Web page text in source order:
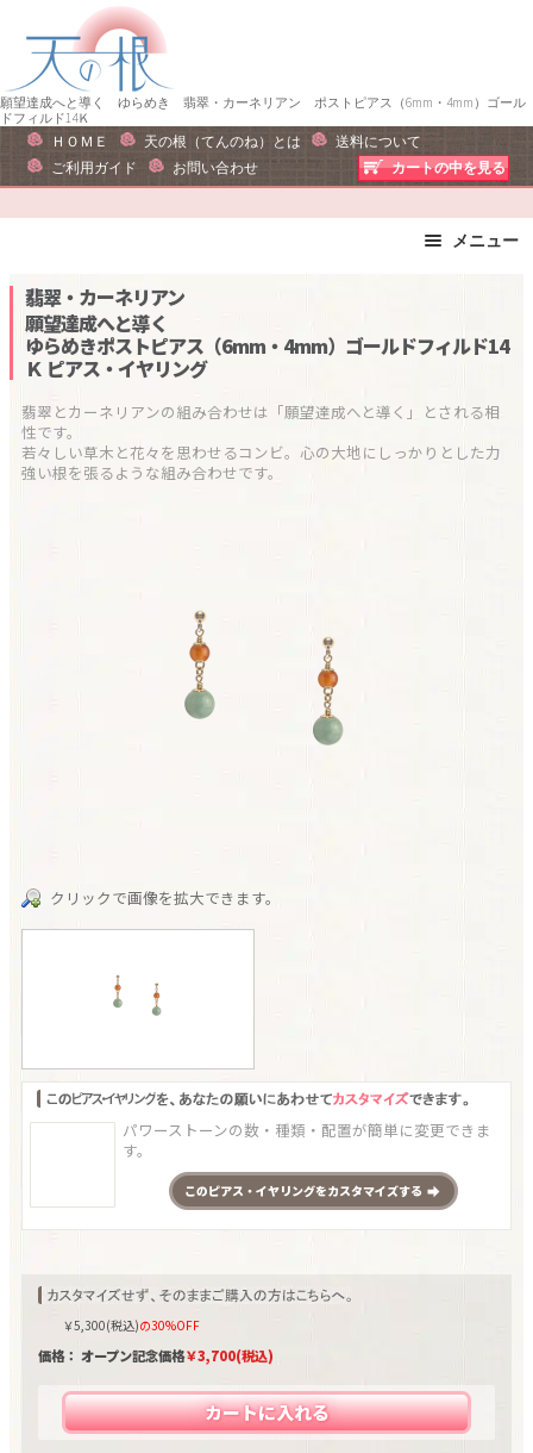
ー
シ
ン
へ
キ
ン
ツ
ス
キ
プ
願望達成へと導く ゆらめき 翡翠・カーネリアン ポストピアス（6mm・4mm）ゴール
ドフィルド14Ｋ
ＨＯＭＥ 天の根（てんのね）とは
送料について
ご利用ガイド
お問い合わせ カートの中を見る
メニュー
ピアス・イヤリング
リング
運勢で選ぶ
誕生石で選ぶ
干支石で選ぶ
星座石で選ぶ
石の名前で選ぶ
パワーストーン一覧
翡翠・カーネリアン
願望達成へと導く
ゆらめきポストピアス（6mm・4mm）ゴールドフィルド14
Ｋ ピアス・イヤリング
翡翠とカーネリアンの組み合わせは「願望達成へと導く」とされる相
性です。
若々しい草木と花々を思わせるコンビ。心の大地にしっかりとした力
強い根を張るような組み合わせです。
クリックで画像を拡大できます。
パワーストーンの数・種類・配置が簡単に変更できま
す。
このピアス・イヤリングをカスタマイズする
￥5,300(税込)の30%OFF
価格： オープン記念価格￥3,700(税込)
カートに入れる